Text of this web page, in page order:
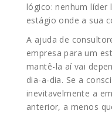
lógico: nenhum líder
estágio onde a sua
A ajuda de
empresa para um
mantê-la aí vai
dia-a-dia. Se a
inevitavelmente a
anterior, a menos